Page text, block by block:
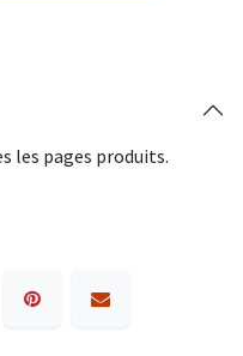
les pages produits.